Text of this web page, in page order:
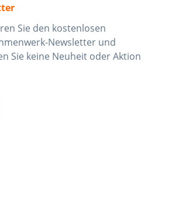
Sie den kostenlosen
Newsletter und
Sie keine Neuheit oder Aktion